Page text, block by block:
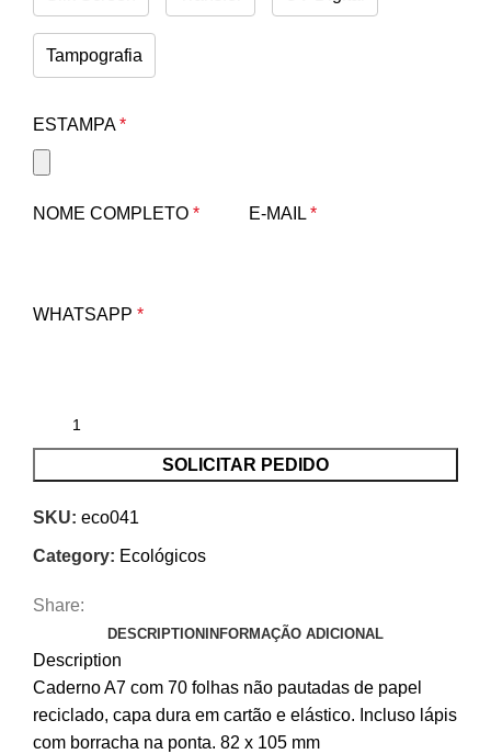
Tampografia
ESTAMPA *
NOME COMPLETO * E-MAIL *
WHATSAPP *
SOLICITAR PEDIDO
SKU: eco041
Category: Ecológicos
Share:
DESCRIPTION INFORMAÇÃO ADICIONAL
Description
Caderno A7 com 70 folhas não pautadas de papel
reciclado, capa dura em cartão e elástico. Incluso lápis
com borracha na ponta. 82 x 105 mm